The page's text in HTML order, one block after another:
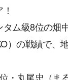
ム級8位の畑
）の戦績で、
・丸尾忠（ま